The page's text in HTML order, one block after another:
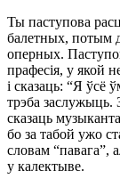
Ты паступова
балетных, потым
оперных.
прафесія, у якой
і сказаць: “Я ўсё
трэба
сказаць
бо за табой ужо
словам “павага”,
у калектыве.